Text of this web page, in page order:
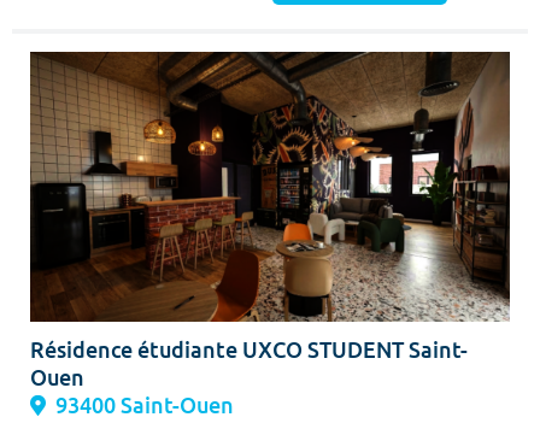
Résidence étudiante UXCO STUDENT Saint-
Ouen
93400 Saint-Ouen